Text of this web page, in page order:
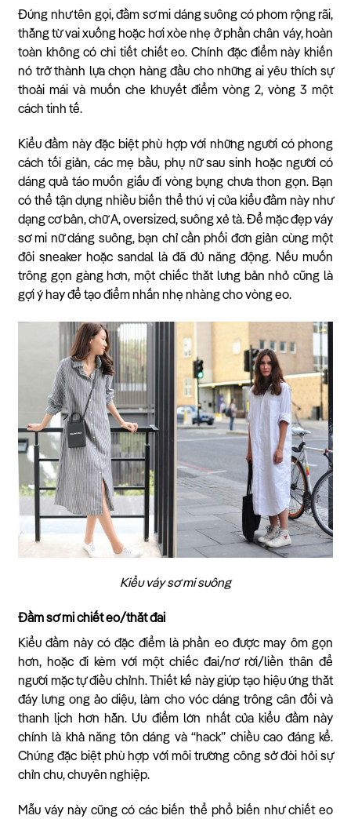
Đúng như tên gọi, đầm sơ mi dáng suông có phom rộng rãi,
thẳng từ vai xuống hoặc hơi xòe nhẹ ở phần chân váy, hoàn
toàn không có chi tiết chiết eo. Chính đặc điểm này khiến
nó trở thành lựa chọn hàng đầu cho những ai yêu thích sự
thoải mái và muốn che khuyết điểm vòng 2, vòng 3 một
cách tinh tế.
Kiểu đầm này đặc biệt phù hợp với những người có phong
cách tối giản, các mẹ bầu, phụ nữ sau sinh hoặc người có
dáng quả táo muốn giấu đi vòng bụng chưa thon gọn. Bạn
có thể tận dụng nhiều biến thể thú vị của kiểu đầm này như
dạng cơ bản, chữ A, oversized, suông xẻ tà. Để mặc đẹp váy
sơ mi nữ dáng suông, bạn chỉ cần phối đơn giản cùng một
đôi sneaker hoặc sandal là đã đủ năng động. Nếu muốn
trông gọn gàng hơn, một chiếc thắt lưng bản nhỏ cũng là
gợi ý hay để tạo điểm nhấn nhẹ nhàng cho vòng eo.
Kiểu váy sơ mi suông
Đầm sơ mi chiết eo/thắt đai
Kiểu đầm này có đặc điểm là phần eo được may ôm gọn
hơn, hoặc đi kèm với một chiếc đai/nơ rời/liền thân để
người mặc tự điều chỉnh. Thiết kế này giúp tạo hiệu ứng thắt
đáy lưng ong ảo diệu, làm cho vóc dáng trông cân đối và
thanh lịch hơn hẳn. Ưu điểm lớn nhất của kiểu đầm này
chính là khả năng tôn dáng và “hack” chiều cao đáng kể.
Chúng đặc biệt phù hợp với môi trường công sở đòi hỏi sự
chỉn chu, chuyên nghiệp.
Mẫu váy này cũng có các biến thể phổ biến như chiết eo